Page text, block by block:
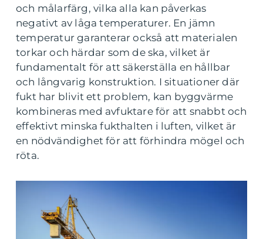
och målarfärg, vilka alla kan påverkas
negativt av låga temperaturer. En jämn
temperatur garanterar också att materialen
torkar och härdar som de ska, vilket är
fundamentalt för att säkerställa en hållbar
och långvarig konstruktion. I situationer där
fukt har blivit ett problem, kan byggvärme
kombineras med avfuktare för att snabbt och
effektivt minska fukthalten i luften, vilket är
en nödvändighet för att förhindra mögel och
röta.